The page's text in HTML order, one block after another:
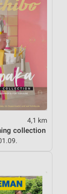
4,1 km
collection